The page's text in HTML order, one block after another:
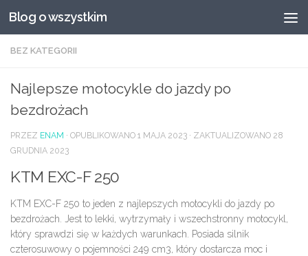
Przeskocz do treści
Blog o wszystkim
BEZ KATEGORII
Najlepsze motocykle do jazdy po
bezdrożach
PRZEZ ENAM · OPUBLIKOWANO 1 MAJA 2023 · ZAKTUALIZOWANO 28
GRUDNIA 2023
KTM EXC-F 250
KTM EXC-F 250 to jeden z najlepszych motocykli do jazdy po
bezdrożach. Jest to lekki, wytrzymały i wszechstronny motocykl,
który sprawdzi się w każdych warunkach. Posiada silnik
czterosuwowy o pojemności 249 cm3, który dostarcza moc i